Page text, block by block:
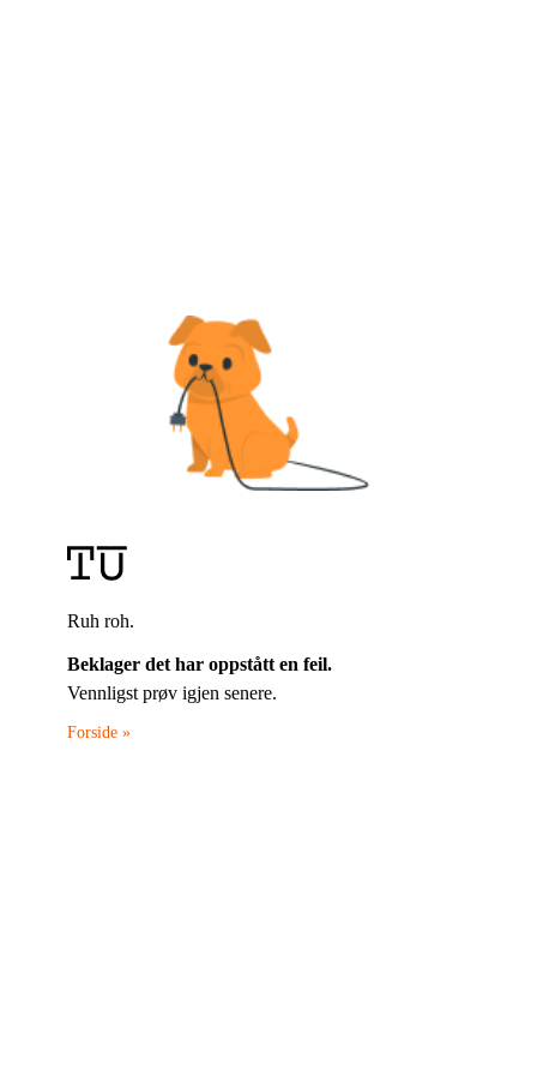
Ruh roh.
Beklager det har oppstått en feil.
Vennligst prøv igjen senere.
Forside »